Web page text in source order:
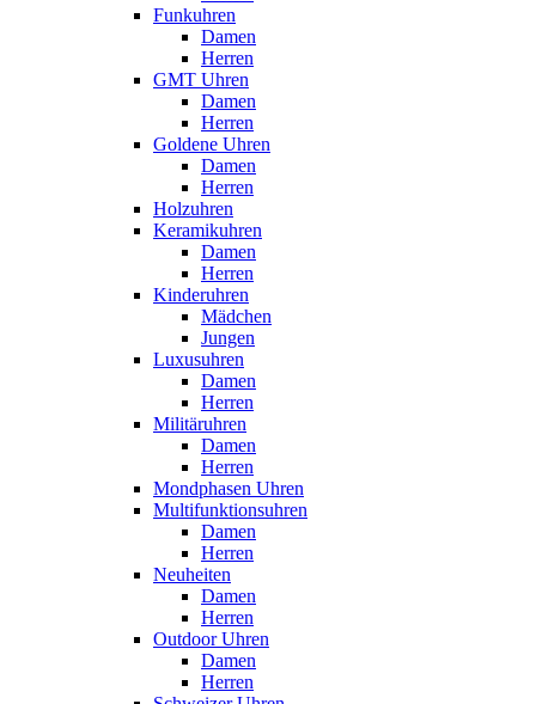
Funkuhren
Damen
Herren
GMT Uhren
Damen
Herren
Goldene Uhren
Damen
Herren
Holzuhren
Keramikuhren
Damen
Herren
Kinderuhren
Mädchen
Jungen
Luxusuhren
Damen
Herren
Militäruhren
Damen
Herren
Mondphasen Uhren
Multifunktionsuhren
Damen
Herren
Neuheiten
Damen
Herren
Outdoor Uhren
Damen
Herren